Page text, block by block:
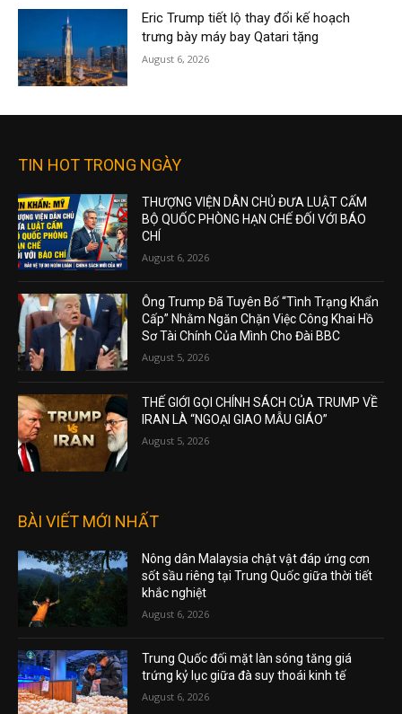
Eric Trump tiết lộ thay đổi kế hoạch
trưng bày máy bay Qatari tặng
August 6, 2026
TIN HOT TRONG NGÀY
THƯỢNG VIỆN DÂN CHỦ ĐƯA LUẬT CẤM
BỘ QUỐC PHÒNG HẠN CHẾ ĐỐI VỚI BÁO
CHÍ
August 6, 2026
Ông Trump Đã Tuyên Bố “Tình Trạng Khẩn
Cấp” Nhằm Ngăn Chặn Việc Công Khai Hồ
Sơ Tài Chính Của Mình Cho Đài BBC
August 5, 2026
THẾ GIỚI GỌI CHÍNH SÁCH CỦA TRUMP VỀ
IRAN LÀ “NGOẠI GIAO MẪU GIÁO”
August 5, 2026
BÀI VIẾT MỚI NHẤT
Nông dân Malaysia chật vật đáp ứng cơn
sốt sầu riêng tại Trung Quốc giữa thời tiết
khắc nghiệt
August 6, 2026
Trung Quốc đối mặt làn sóng tăng giá
trứng kỷ lục giữa đà suy thoái kinh tế
August 6, 2026